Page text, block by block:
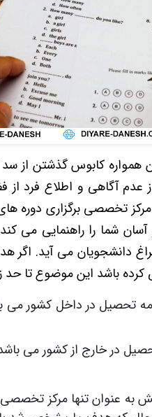
همواره کابوس گذشتن از
عدم آگاهی و اطلاع فرد
تخصصی برگزاری دوره
شما را راهنمایی می
دانشجویان می آید.
باشد این موضوع تا
تحصیل در داخل کشور می
در خارج از کشور می
به عنوان تنها مرکز